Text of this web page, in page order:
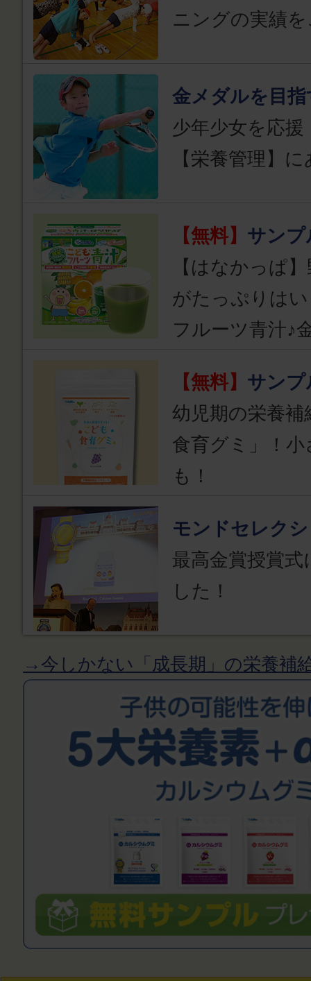
ニングの実績
金メダルを目指
少年少女を応
【栄養管理】
【無料】 サンプ
【はなかっぱ
がたっぷりは
フルーツ青汁♪
【無料】 サンプ
幼児期の栄養
食育グミ」！
も！
モンドセレク
最高金賞授賞
した！
→今しかない「成長期」の栄養補